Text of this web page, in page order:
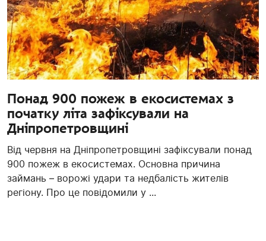
Понад 900 пожеж в екосистемах з
початку літа зафіксували на
Дніпропетровщині
Від червня на Дніпропетровщині зафіксували понад
900 пожеж в екосистемах. Основна причина
займань – ворожі удари та недбалість жителів
регіону. Про це повідомили у ...